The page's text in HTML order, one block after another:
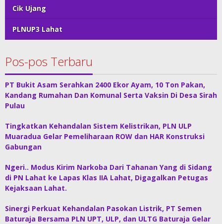
Cik Ujang
PLNUP3 Lahat
Pos-pos Terbaru
PT Bukit Asam Serahkan 2400 Ekor Ayam, 10 Ton Pakan,
Kandang Rumahan Dan Komunal Serta Vaksin Di Desa Sirah
Pulau
Tingkatkan Kehandalan Sistem Kelistrikan, PLN ULP
Muaradua Gelar Pemeliharaan ROW dan HAR Konstruksi
Gabungan
Ngeri.. Modus Kirim Narkoba Dari Tahanan Yang di Sidang
di PN Lahat ke Lapas Klas IIA Lahat, Digagalkan Petugas
Kejaksaan Lahat.
Sinergi Perkuat Kehandalan Pasokan Listrik, PT Semen
Baturaja Bersama PLN UPT, ULP, dan ULTG Baturaja Gelar